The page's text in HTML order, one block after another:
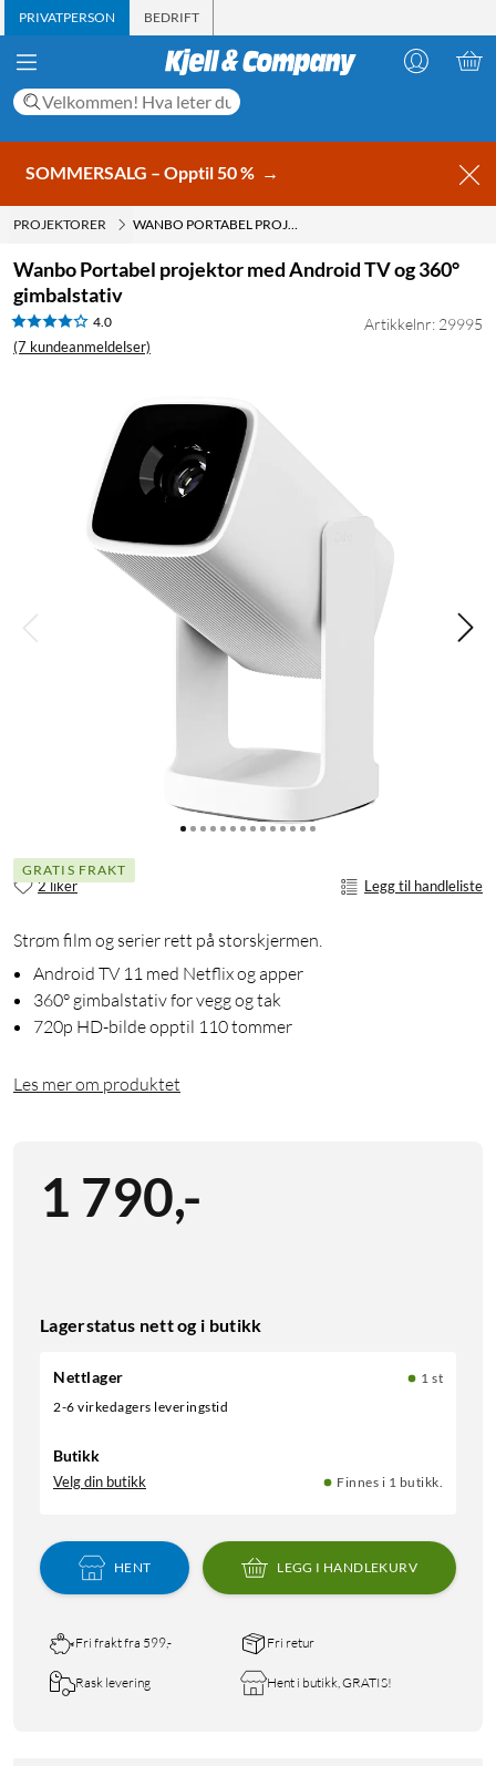
PRIVATPERSON BEDRIFT
SOMMERSALG – Opptil 50 % →
PROJEKTORER WANBO PORTABEL PROJEKTOR MED ANDROID TV OG 360° GIMBALSTATIV
Wanbo Portabel projektor med Android TV og 360°
gimbalstativ
4.0
(7 kundeanmeldelser)
Artikkelnr: 29995
GRATIS FRAKT
2 liker Legg til handleliste
Strøm film og serier rett på storskjermen.
Android TV 11 med Netflix og apper
360° gimbalstativ for vegg og tak
720p HD-bilde opptil 110 tommer
Les mer om produktet
1 790,-
Lagerstatus nett og i butikk
Nettlager
1 st
2-6 virkedagers leveringstid
Butikk
Velg din butikk Finnes i 1 butikk.
HENT LEGG I HANDLEKURV
Fri frakt fra 599,- Fri retur
Rask levering Hent i butikk, GRATIS!